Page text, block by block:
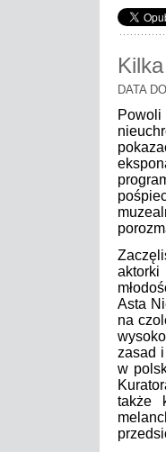
DATA
Powoli
aktorki
Asta
na
zasad
w
także